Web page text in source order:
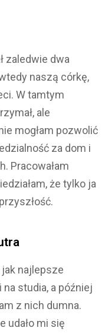
zaledwie dwa
naszą córkę,
W tamtym
ale
mogłam pozwolić
za dom i
Pracowałam
że tylko ja
najlepsze
studia, a później
z nich dumna.
udało mi się